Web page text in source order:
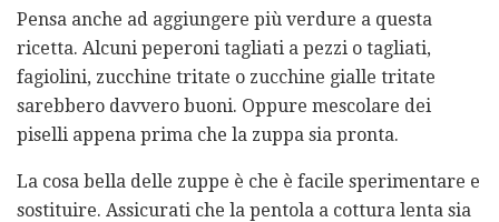
Pensa anche ad aggiungere più verdure a questa
ricetta. Alcuni peperoni tagliati a pezzi o tagliati,
fagiolini, zucchine tritate o zucchine gialle tritate
sarebbero davvero buoni. Oppure mescolare dei
piselli appena prima che la zuppa sia pronta.
La cosa bella delle zuppe è che è facile sperimentare e
sostituire. Assicurati che la pentola a cottura lenta sia